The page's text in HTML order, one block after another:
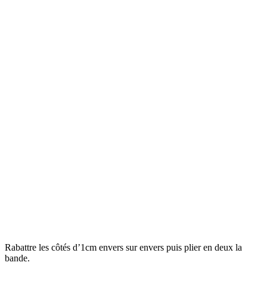
Rabattre les côtés d’1cm envers sur envers puis plier en deux la
bande.